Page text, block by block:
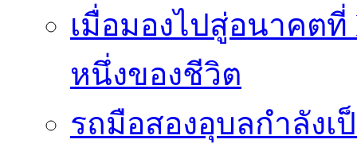
เมื่อมองไปสู่อนาคตที่
หนึ่งของชีวิต
รถมือสองอุบลกำลัง